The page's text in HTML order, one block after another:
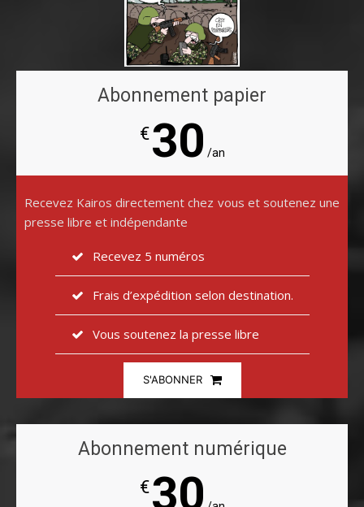
Abonnement papier
€30 /an
Recevez Kairos directement chez vous et soutenez une
presse libre et indépendante
Recevez 5 numéros
Frais d’expédition selon destination.
Vous soutenez la presse libre
S'ABONNER
Abonnement numérique
€30